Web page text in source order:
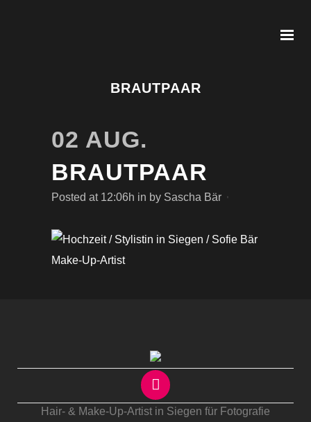
BRAUTPAAR
02 AUG.
BRAUTPAAR
Posted at 12:06h in by Sascha Bär
Hair- & Make-Up-Artist in Siegen für Fotografie